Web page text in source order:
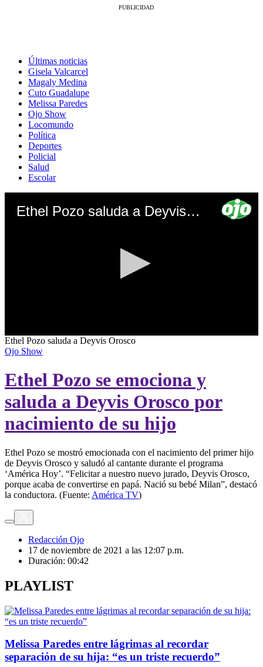
Últimas noticias
Gisela Valcarcel
Magaly Medina
Cuto Guadalupe
Melissa Paredes
Ojo Show
Locomundo
Política
Deportes
Policial
Salud
Escolar
Ethel Pozo saluda a Deyvis Orosco
0
seconds
of
seconds
Ethel Pozo saluda a Deyvis Orosco
Ojo Show
Ethel Pozo se emociona y
saluda a Deyvis Orosco por
nacimiento de su hijo
Ethel Pozo se mostró emocionada con el nacimiento del primer hijo
de Deyvis Orosco y saludó al cantante durante el programa
‘América Hoy’. “Felicitar a nuestro nuevo jurado, Deyvis Orosco,
porque acaba de convertirse en papá. Nació su bebé Milan”, destacó
la conductora. (Fuente: América TV)
Redacción Ojo
17 de noviembre de 2021 a las 12:07 p.m.
Duración: 00:42
PLAYLIST
Melissa Paredes entre lágrimas al recordar
separación de su hija: “es un triste recuerdo”